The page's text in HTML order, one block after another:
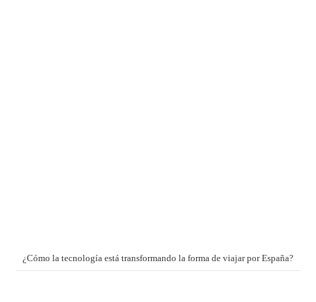
¿Cómo la tecnología está transformando la forma de viajar por España?